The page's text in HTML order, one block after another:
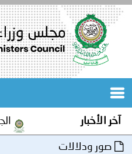
الرئيسية
آخر الأخبار الجزائر ـ 1448/02/27هـ ــ الموافق 2026/08/10 م - مصالح أمن ولاية المنيعة تستقبل أشبال الهلال الاحمر
صور ودلالات